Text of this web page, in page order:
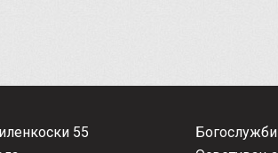
55
Богослужби